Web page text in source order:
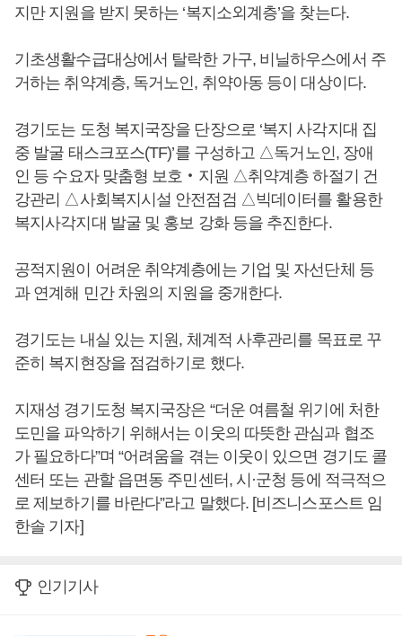
지만 지원을 받지 못하는 ‘복지소외계층’을 찾는다.
기초생활수급대상에서 탈락한 가구, 비닐하우스에서 주
거하는 취약계층, 독거노인, 취약아동 등이 대상이다.
경기도는 도청 복지국장을 단장으로 ‘복지 사각지대 집
중 발굴 태스크포스(TF)’를 구성하고 △독거노인, 장애
인 등 수요자 맞춤형 보호‧지원 △취약계층 하절기 건
강관리 △사회복지시설 안전점검 △빅데이터를 활용한
복지사각지대 발굴 및 홍보 강화 등을 추진한다.
공적지원이 어려운 취약계층에는 기업 및 자선단체 등
과 연계해 민간 차원의 지원을 중개한다.
경기도는 내실 있는 지원, 체계적 사후관리를 목표로 꾸
준히 복지현장을 점검하기로 했다.
지재성 경기도청 복지국장은 “더운 여름철 위기에 처한
도민을 파악하기 위해서는 이웃의 따뜻한 관심과 협조
가 필요하다”며 “어려움을 겪는 이웃이 있으면 경기도 콜
센터 또는 관할 읍면동 주민센터, 시·군청 등에 적극적으
로 제보하기를 바란다”라고 말했다. [비즈니스포스트 임
한솔 기자]
인기기사